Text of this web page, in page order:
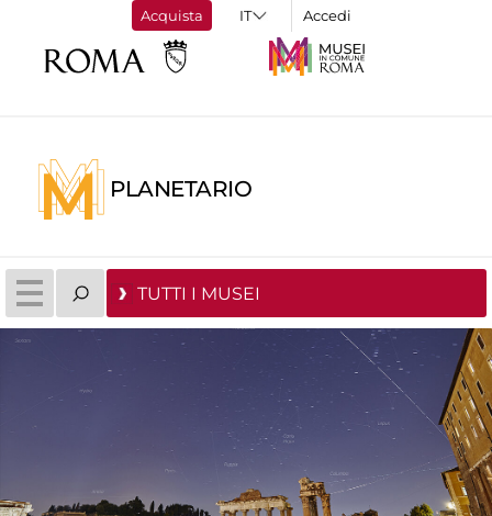
Acquista Accedi
PLANETARIO
TUTTI I MUSEI